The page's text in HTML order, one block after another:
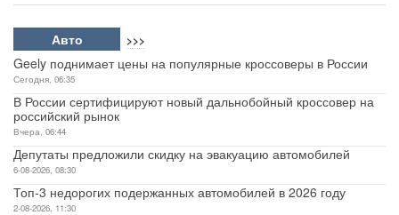
Авто >>>
Geely поднимает цены на популярные кроссоверы в России
Сегодня, 06:35
В России сертифицируют новый дальнобойный кроссовер на
российский рынок
Вчера, 06:44
Депутаты предложили скидку на эвакуацию автомобилей
6-08-2026, 08:30
Топ-3 недорогих подержанных автомобилей в 2026 году
2-08-2026, 11:30